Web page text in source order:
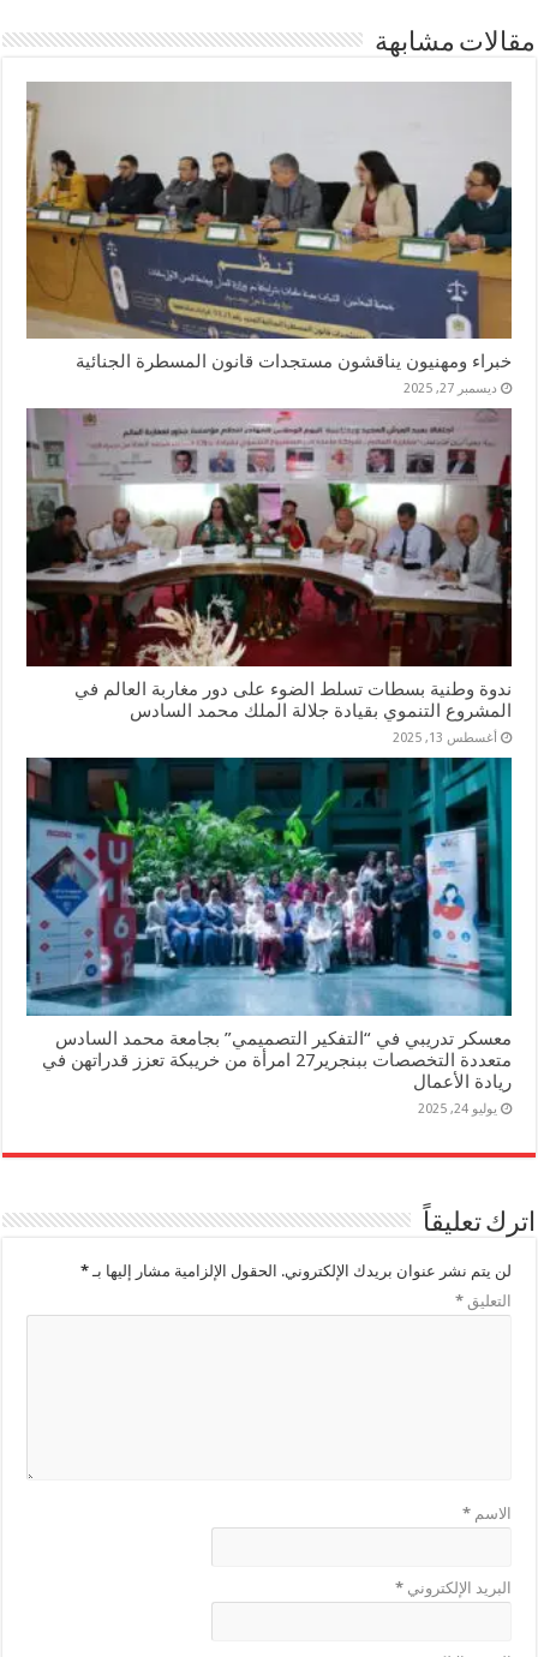
مقالات مشابهة
خبراء ومهنيون يناقشون مستجدات قانون المسطرة الجنائية
ديسمبر 27, 2025
ندوة وطنية بسطات تسلط الضوء على دور مغاربة العالم في
المشروع التنموي بقيادة جلالة الملك محمد السادس
أغسطس 13, 2025
معسكر تدريبي في “التفكير التصميمي” بجامعة محمد السادس
متعددة التخصصات ببنجرير27 امرأة من خريبكة تعزز قدراتهن في
ريادة الأعمال
يوليو 24, 2025
اترك تعليقاً
لن يتم نشر عنوان بريدك الإلكتروني. الحقول الإلزامية مشار إليها بـ*
التعليق*
الاسم*
البريد الإلكتروني*